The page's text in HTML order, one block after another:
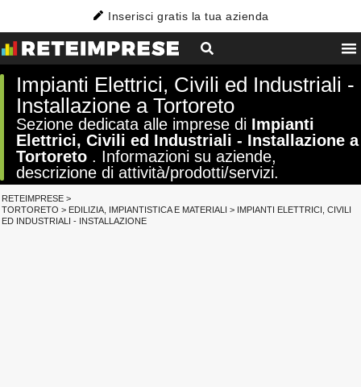
Inserisci gratis la tua azienda
Impianti Elettrici, Civili ed Industriali -
Installazione a Tortoreto
Sezione dedicata alle imprese di Impianti
Elettrici, Civili ed Industriali - Installazione a
Tortoreto . Informazioni su aziende,
descrizione di attività/prodotti/servizi.
RETEIMPRESE >
TORTORETO > EDILIZIA, IMPIANTISTICA E MATERIALI > IMPIANTI ELETTRICI, CIVILI
ED INDUSTRIALI - INSTALLAZIONE